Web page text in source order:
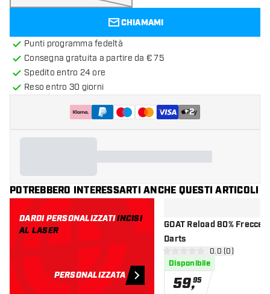
CHIAMAMI
Punti programma fedeltà
Consegna gratuita a partire da € 75
Spedito entro 24 ore
Reso entro 30 giorni
+2
POTREBBERO INTERESSARTI ANCHE QUESTI ARTICOLI
DARDI PERSONALIZZATIINCISI
AL LASER
PERSONALIZZATA
GOAT Reload 80% Freccette Soft
Darts
apri pannello
0 stelle di valutazione
0.0 (0)
Disponibile
59,95